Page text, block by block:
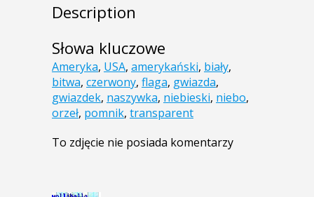
Description
Słowa kluczowe
Ameryka, USA, amerykański, biały,
bitwa, czerwony, flaga, gwiazda,
gwiazdek, naszywka, niebieski, niebo,
orzeł, pomnik, transparent
To zdjęcie nie posiada komentarzy